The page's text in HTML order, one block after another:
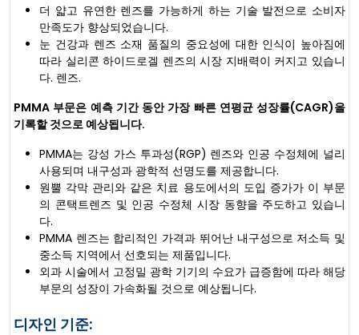
더 얇고 유연한 렌즈를 가능하게 하는 기술 발전으로 소비자
만족도가 향상되었습니다.
눈 건강과 렌즈 소재 품질의 중요성에 대한 인식이 높아짐에
따라 실리콘 하이드로겔 렌즈의 시장 지배력이 커지고 있습니
다. 렌즈.
PMMA 부문은 예측 기간 동안 가장 빠른 연평균 성장률(CAGR)을
기록할 것으로 예상됩니다.
PMMA는 강성 가스 투과성(RGP) 렌즈와 인공 수정체에 널리
사용되며 내구성과 광학적 선명도를 제공합니다.
원뿔 각막 관리와 같은 치료 용도에서의 도입 증가가 이 부문
의 콘택트렌즈 및 인공 수정체 시장 동향을 주도하고 있습니
다.
PMMA 렌즈는 합리적인 가격과 뛰어난 내구성으로 저소득 및
중소득 지역에서 선호되는 제품입니다.
외과 시술에서 고정밀 광학 기기의 수요가 급증함에 따라 해당
부문의 성장이 가속화될 것으로 예상됩니다.
디자인 기준: